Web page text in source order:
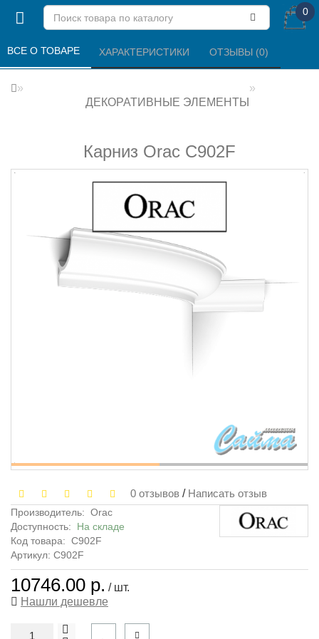
0
ДЕКОРАТИВНЫЕ ЭЛЕМЕНТЫ
Карниз Orac C902F
ВСЕ О ТОВАРЕ ХАРАКТЕРИСТИКИ ОТЗЫВЫ (0)
0 отзывов / Написать отзыв
Производитель: Orac
Доступность: На складе
Код товара: C902F
Артикул: C902F
10746.00 р. / шт.
Нашли дешевле